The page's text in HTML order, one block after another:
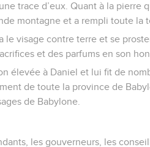
trace d’eux. Quant à la pierre
montagne et a rempli toute la
le visage contre terre et se
et des parfums en son
élevée à Daniel et lui fit de
de toute la province de
de Babylone.
les gouverneurs, les